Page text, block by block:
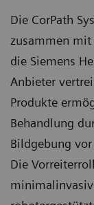
Die CorPath
zusammen mit
die Siemens
Anbieter
Produkte
Behandlung
Bildgebung
Die